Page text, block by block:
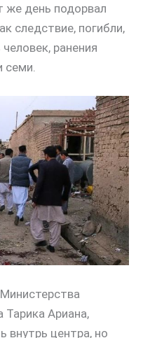
же день подорвал
следствие, погибли,
ранения
семи.
Тарика Ариана,
внутрь центра, но